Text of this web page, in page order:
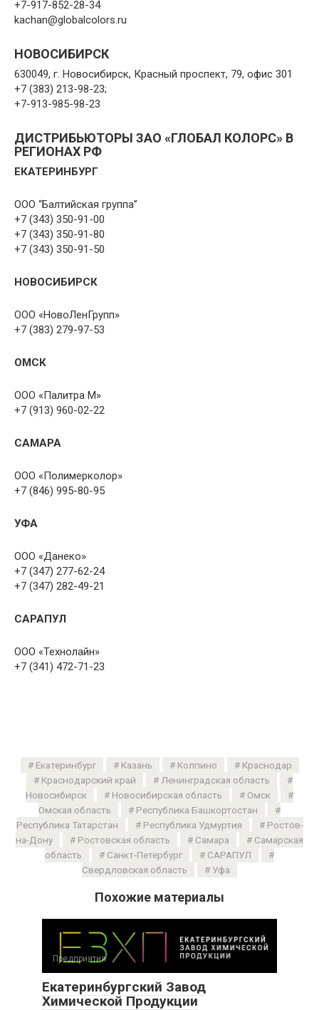
+7-917-852-28-34
kachan@globalcolors.ru
НОВОСИБИРСК
630049, г. Новосибирск, Красный проспект, 79, офис 301
+7 (383) 213-98-23;
+7-913-985-98-23
ДИСТРИБЬЮТОРЫ ЗАО «ГЛОБАЛ КОЛОРС» В
РЕГИОНАХ РФ
ЕКАТЕРИНБУРГ
ООО “Балтийская группа”
+7 (343) 350-91-00
+7 (343) 350-91-80
+7 (343) 350-91-50
НОВОСИБИРСК
ООО «НовоЛенГрупп»
+7 (383) 279-97-53
ОМСК
ООО «Палитра М»
+7 (913) 960-02-22
САМАРА
ООО «Полимерколор»
+7 (846) 995-80-95
УФА
ООО «Данеко»
+7 (347) 277-62-24
+7 (347) 282-49-21
САРАПУЛ
ООО «Технолайн»
+7 (341) 472-71-23
Екатеринбург Казань Колпино
Краснодар
Краснодарский край
Ленинградская область
Новосибирск
Новосибирская область
Омск
Омская область
Республика Башкортостан
Республика Татарстан
Республика Удмуртия
Ростов-
на-Дону
Ростовская область Самара
Самарская
область
Санкт-Петербург
САРАПУЛ
Свердловская область
Уфа
Похожие материалы
Предприятия
Екатеринбургский Завод
Химической Продукции